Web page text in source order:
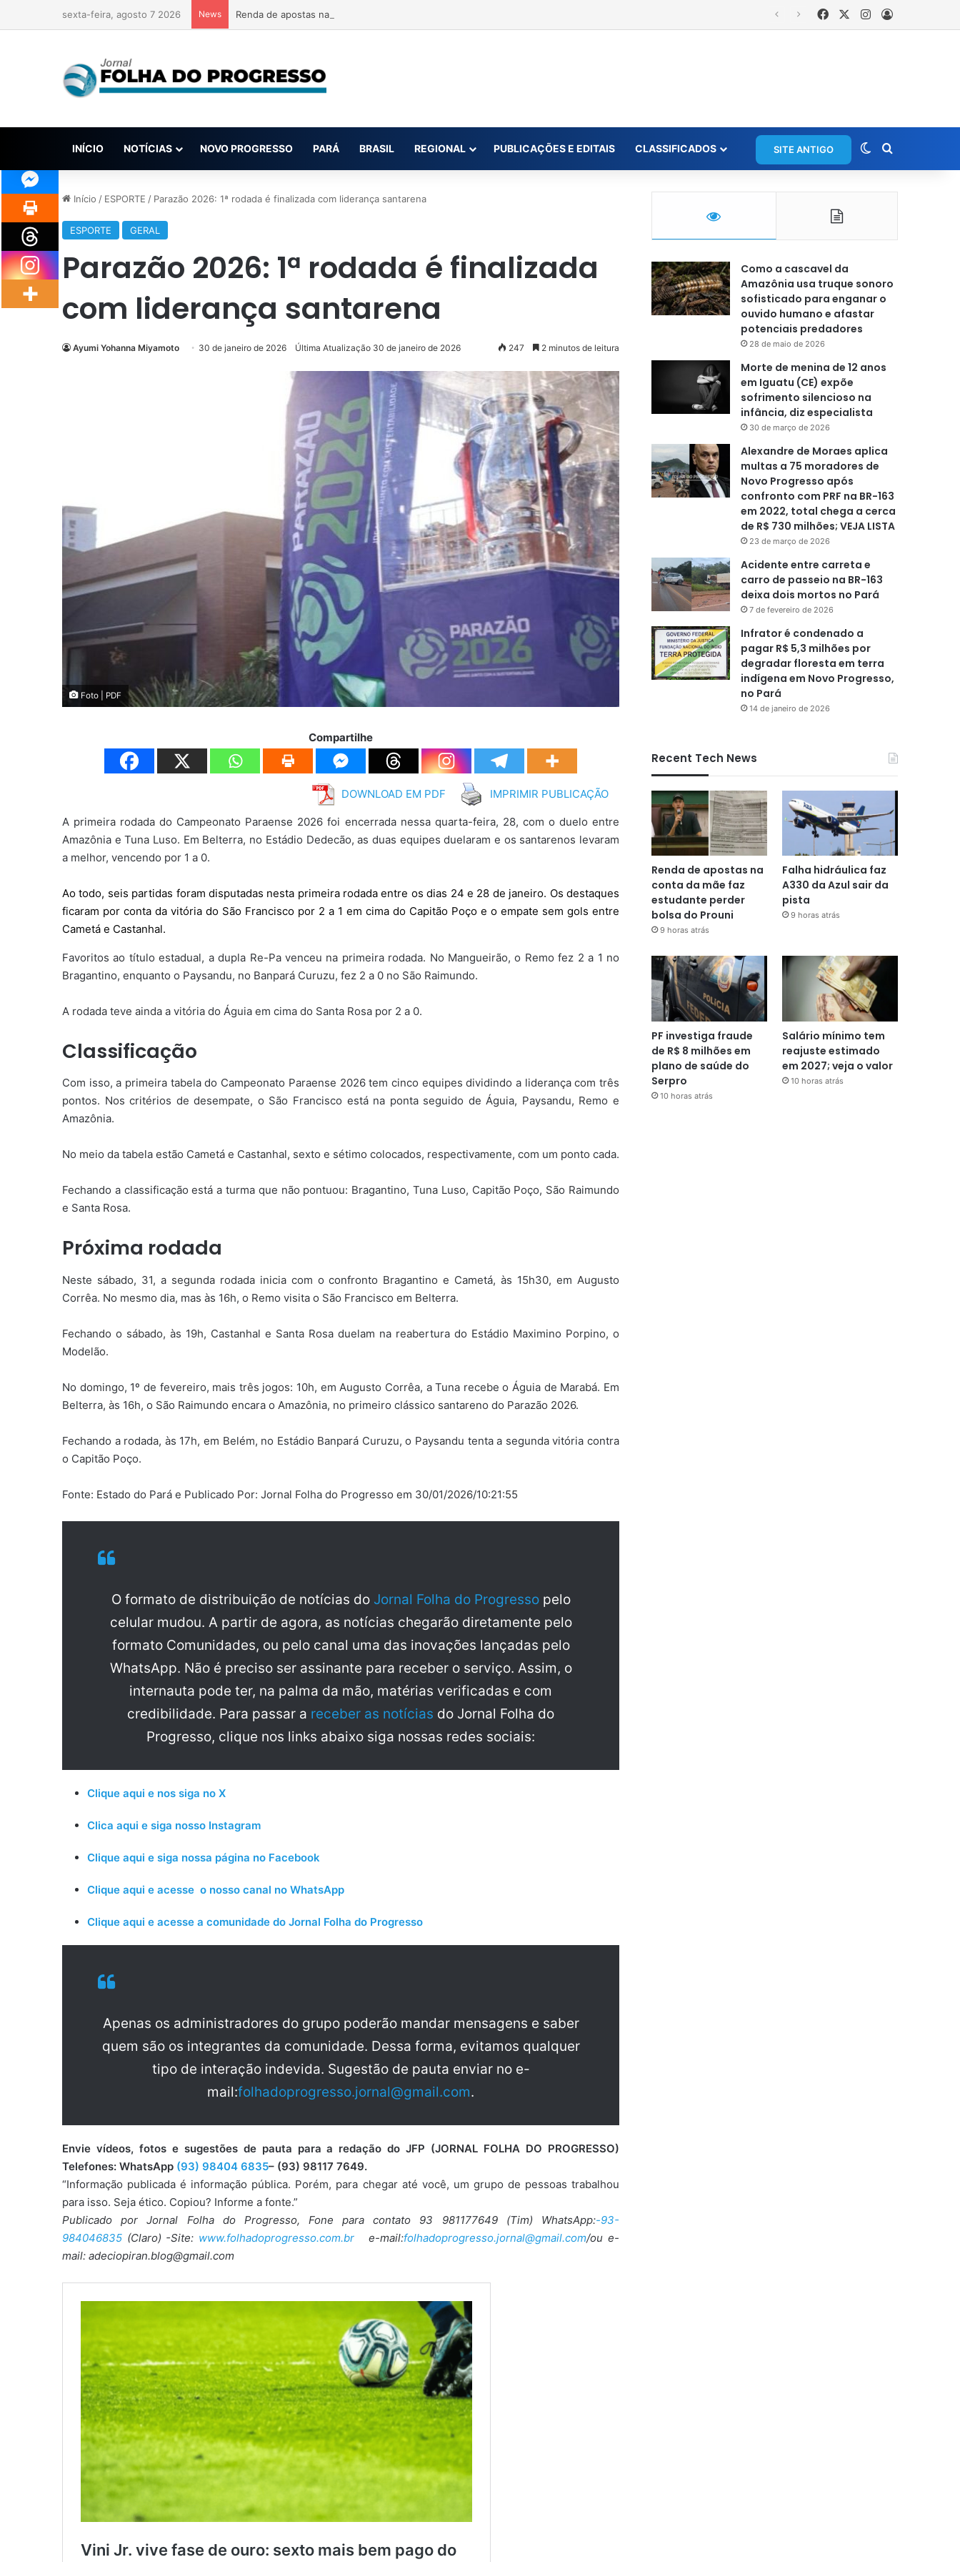
sexta-feira, agosto 7 2026 News Renda de apostas na conta da mãe faz estudante perder bolsa do Prouni FacebookInstagram
INÍCIO NOTÍCIAS NOVO PROGRESSO PARÁ BRASIL REGIONAL PUBLICAÇÕES E EDITAIS CLASSIFICADOS SITE ANTIGO Switch skin
Início / ESPORTE / Parazão 2026: 1ª rodada é finalizada com liderança santarena
ESPORTE GERAL
Parazão 2026: 1ª rodada é finalizada
com liderança santarena
Ayumi Yohanna Miyamoto 30 de janeiro de 2026 Última Atualização 30 de janeiro de 2026 247 2 minutos de leitura
Foto | PDF
Compartilhe
DOWNLOAD EM PDF IMPRIMIR PUBLICAÇÃO
A primeira rodada do Campeonato Paraense 2026 foi encerrada nessa quarta-feira, 28, com o duelo entre
Amazônia e Tuna Luso. Em Belterra, no Estádio Dedecão, as duas equipes duelaram e os santarenos levaram
a melhor, vencendo por 1 a 0.
Ao todo, seis partidas foram disputadas nesta primeira rodada entre os dias 24 e 28 de janeiro. Os destaques
ficaram por conta da vitória do São Francisco por 2 a 1 em cima do Capitão Poço e o empate sem gols entre
Cametá e Castanhal.
Favoritos ao título estadual, a dupla Re-Pa venceu na primeira rodada. No Mangueirão, o Remo fez 2 a 1 no
Bragantino, enquanto o Paysandu, no Banpará Curuzu, fez 2 a 0 no São Raimundo.
A rodada teve ainda a vitória do Águia em cima do Santa Rosa por 2 a 0.
Classificação
Com isso, a primeira tabela do Campeonato Paraense 2026 tem cinco equipes dividindo a liderança com três
pontos. Nos critérios de desempate, o São Francisco está na ponta seguido de Águia, Paysandu, Remo e
Amazônia.
No meio da tabela estão Cametá e Castanhal, sexto e sétimo colocados, respectivamente, com um ponto cada.
Fechando a classificação está a turma que não pontuou: Bragantino, Tuna Luso, Capitão Poço, São Raimundo
e Santa Rosa.
Próxima rodada
Neste sábado, 31, a segunda rodada inicia com o confronto Bragantino e Cametá, às 15h30, em Augusto
Corrêa. No mesmo dia, mas às 16h, o Remo visita o São Francisco em Belterra.
Fechando o sábado, às 19h, Castanhal e Santa Rosa duelam na reabertura do Estádio Maximino Porpino, o
Modelão.
No domingo, 1º de fevereiro, mais três jogos: 10h, em Augusto Corrêa, a Tuna recebe o Águia de Marabá. Em
Belterra, às 16h, o São Raimundo encara o Amazônia, no primeiro clássico santareno do Parazão 2026.
Fechando a rodada, às 17h, em Belém, no Estádio Banpará Curuzu, o Paysandu tenta a segunda vitória contra
o Capitão Poço.
Fonte: Estado do Pará e Publicado Por: Jornal Folha do Progresso em 30/01/2026/10:21:55
O formato de distribuição de notícias do Jornal Folha do Progresso pelo
celular mudou. A partir de agora, as notícias chegarão diretamente pelo
formato Comunidades, ou pelo canal uma das inovações lançadas pelo
WhatsApp. Não é preciso ser assinante para receber o serviço. Assim, o
internauta pode ter, na palma da mão, matérias verificadas e com
credibilidade. Para passar a receber as notícias do Jornal Folha do
Progresso, clique nos links abaixo siga nossas redes sociais:
Clique aqui e nos siga no X
Clica aqui e siga nosso Instagram
Clique aqui e siga nossa página no Facebook
Clique aqui e acesse o nosso canal no WhatsApp
Clique aqui e acesse a comunidade do Jornal Folha do Progresso
Apenas os administradores do grupo poderão mandar mensagens e saber
quem são os integrantes da comunidade. Dessa forma, evitamos qualquer
tipo de interação indevida. Sugestão de pauta enviar no e-
mail:folhadoprogresso.jornal@gmail.com.
Envie vídeos, fotos e sugestões de pauta para a redação do JFP (JORNAL FOLHA DO PROGRESSO)
Telefones: WhatsApp (93) 98404 6835– (93) 98117 7649.
“Informação publicada é informação pública. Porém, para chegar até você, um grupo de pessoas trabalhou
para isso. Seja ético. Copiou? Informe a fonte.”
Publicado por Jornal Folha do Progresso, Fone para contato 93 981177649 (Tim) WhatsApp:-93-
984046835 (Claro) -Site: www.folhadoprogresso.com.br e-mail:folhadoprogresso.jornal@gmail.com/ou e-
mail: adeciopiran.blog@gmail.com
Como a cascavel da
Amazônia usa truque sonoro
sofisticado para enganar o
ouvido humano e afastar
potenciais predadores
28 de maio de 2026
Morte de menina de 12 anos
em Iguatu (CE) expõe
sofrimento silencioso na
infância, diz especialista
30 de março de 2026
Alexandre de Moraes aplica
multas a 75 moradores de
Novo Progresso após
confronto com PRF na BR-163
em 2022, total chega a cerca
de R$ 730 milhões; VEJA LISTA
23 de março de 2026
Acidente entre carreta e
carro de passeio na BR-163
deixa dois mortos no Pará
7 de fevereiro de 2026
Infrator é condenado a
pagar R$ 5,3 milhões por
degradar floresta em terra
indígena em Novo Progresso,
no Pará
14 de janeiro de 2026
Recent Tech News
Renda de apostas na
conta da mãe faz
estudante perder
bolsa do Prouni
9 horas atrás
Falha hidráulica faz
A330 da Azul sair da
pista
9 horas atrás
PF investiga fraude
de R$ 8 milhões em
plano de saúde do
Serpro
10 horas atrás
Salário mínimo tem
reajuste estimado
em 2027; veja o valor
10 horas atrás